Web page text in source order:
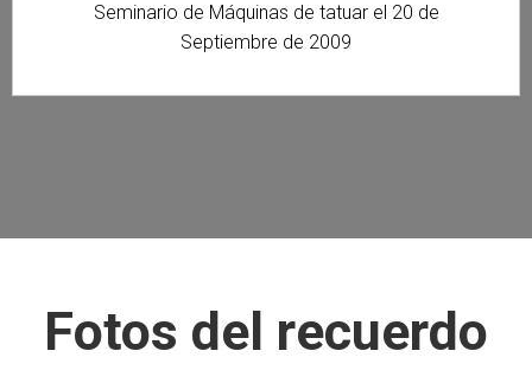
Seminario de Máquinas de tatuar el 20 de
Septiembre de 2009
Fotos del recuerdo